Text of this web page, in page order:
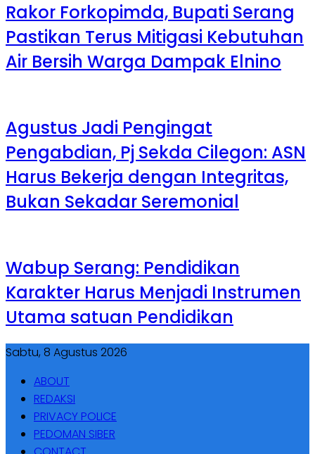
Rakor Forkopimda, Bupati Serang
Pastikan Terus Mitigasi Kebutuhan
Air Bersih Warga Dampak Elnino
Agustus Jadi Pengingat
Pengabdian, Pj Sekda Cilegon: ASN
Harus Bekerja dengan Integritas,
Bukan Sekadar Seremonial
Wabup Serang: Pendidikan
Karakter Harus Menjadi Instrumen
Utama satuan Pendidikan
Sabtu, 8 Agustus 2026
ABOUT
REDAKSI
PRIVACY POLICE
PEDOMAN SIBER